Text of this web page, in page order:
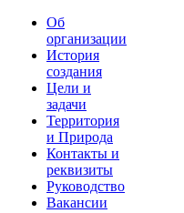
Об
организации
История
создания
Цели и
задачи
Территория
и Природа
Контакты и
реквизиты
Руководство
Вакансии